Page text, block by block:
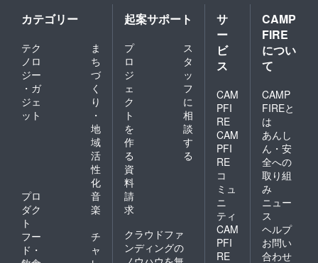
カテゴリー
テク
ノロ
ジー
・ガ
ジェ
ット
ま
ち
づ
く
り
・
地
域
活
性
化
プロ
ダク
ト
音
楽
フー
ド・
チ
ャ
起案サポート
プ
ロ
ジ
ェ
ク
ト
を
作
る
ス
タ
ッ
フ
に
相
談
す
る
資
料
請
求
クラウドファ
ンディングの
サ
ー
ビ
ス
CAM
PFI
RE
CAM
PFI
RE
コ
ミュ
ニ
ティ
CAM
PFI
RE
CAMP
FIRE
につい
て
CAMP
FIREと
は
あんし
ん・安
全への
取り組
み
ニュー
ス
ヘルプ
お問い
合わせ